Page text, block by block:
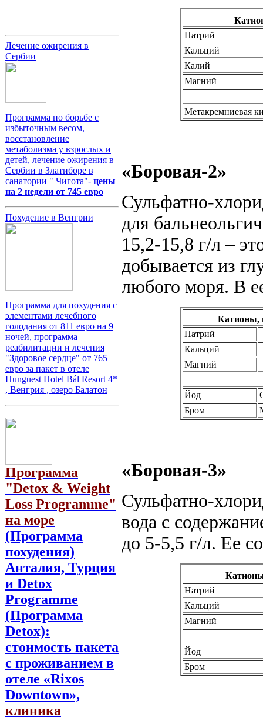
Лечение ожирения в
Сербии
Программа по борьбе с
избыточным весом,
восстановление
метаболизма у взрослых и
детей, лечение ожирения в
Сербии в Златиборе в
санатории " Чигота"- цены
на 2 недели от 745 евро
Похудение в Венгрии
Программа для похудения с
элементами лечебного
голодания от 811 евро на 9
ночей, программа
реабилитации и лечения
"Здоровое сердце" от 765
евро за пакет в отеле
Hunguest Hotel Bál Resort 4*
, Венгрия , озеро Балатон
Программа
"Detox & Weight
Loss Programme"
на море
(Программа
похудения)
Анталия, Турция
и Detox
Programme
(Программа
Detox):
стоимость пакета
с проживанием в
отеле «Rixos
Downtown»,
клиника
Натрий
Кальций
Калий
Магний
Метакремниевая
«Боровая-2»
Сульфатно-
для
15,2-15,8 г/л –
добывается из
любого моря. В
Катионы,
Натрий
Кальций
Магний
Йод
Бром
«Боровая-3»
Сульфатно-
вода с
до 5-5,5 г/л. Ее
Натрий
Кальций
Магний
Йод
Бром